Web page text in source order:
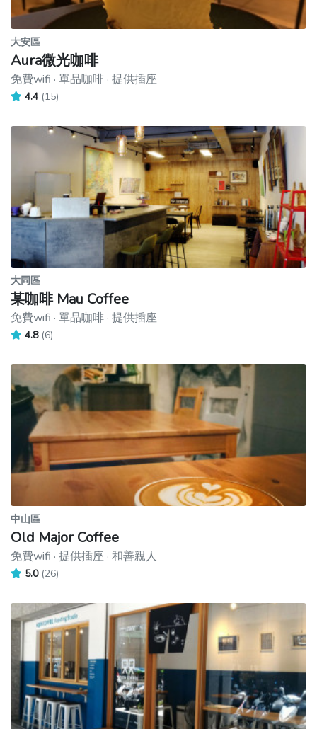
大安區
Aura微光咖啡
免費wifi · 單品咖啡 · 提供插座
4.4 (15)
大同區
某咖啡 Mau Coffee
免費wifi · 單品咖啡 · 提供插座
4.8 (6)
中山區
Old Major Coffee
免費wifi · 提供插座 · 和善親人
5.0 (26)